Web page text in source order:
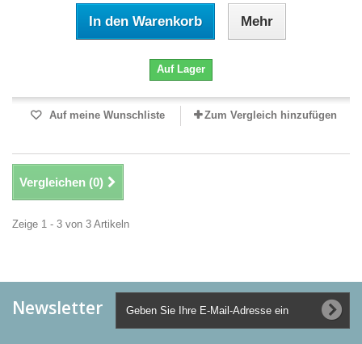
In den Warenkorb Mehr
Auf Lager
Auf meine Wunschliste Zum Vergleich hinzufügen
Vergleichen (0)
Zeige 1 - 3 von 3 Artikeln
Newsletter